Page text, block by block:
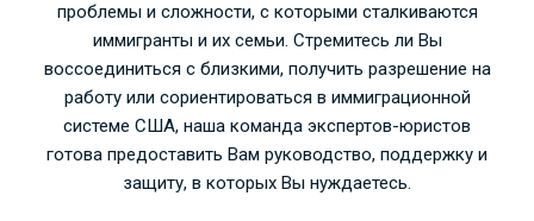
проблемы и сложности, с которыми сталкиваются
иммигранты и их семьи. Стремитесь ли Вы
воссоединиться с близкими, получить разрешение на
работу или сориентироваться в иммиграционной
системе США, наша команда экспертов-юристов
готова предоставить Вам руководство, поддержку и
защиту, в которых Вы нуждаетесь.